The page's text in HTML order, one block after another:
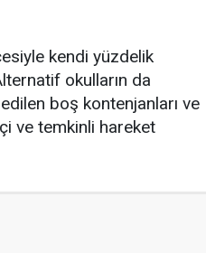
kendi yüzdelik
okulların da
boş kontenjanları ve
ve temkinli hareket